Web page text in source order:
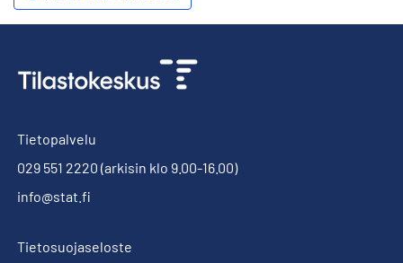
Tietopalvelu
029 551 2220 (arkisin klo 9.00-16.00)
info@stat.fi
Tietosuojaseloste